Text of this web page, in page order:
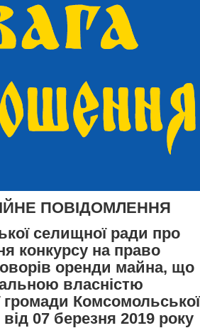
ПОВІДОМЛЕННЯ
селищної ради про
конкурсу на право
оренди майна, що
власністю
громади Комсомольської
від 07 березня 2019 року